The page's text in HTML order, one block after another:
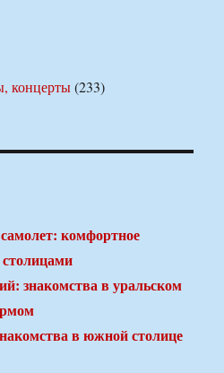
концерты(233)
комфортное
знакомства в уральском
в южной столице